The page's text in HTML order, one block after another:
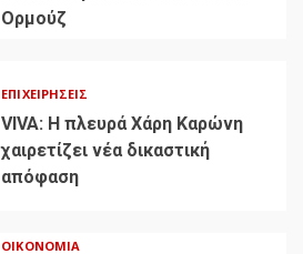
Ορμούζ
ΕΠΙΧΕΙΡΉΣΕΙΣ
VIVA: Η πλευρά Χάρη Καρώνη
χαιρετίζει νέα δικαστική
απόφαση
ΟΙΚΟΝΟΜΊΑ